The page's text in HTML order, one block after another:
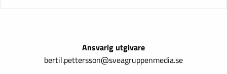
Ansvarig utgivare
bertil.pettersson@sveagruppenmedia.se